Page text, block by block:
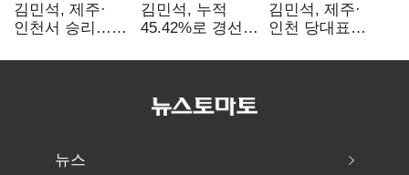
김민석, 제주·
인천서 승리…
탈환'(종합)
김민석, 누적
45.42%로 경선
격차
김민석, 제주·
인천 당대표
뉴스